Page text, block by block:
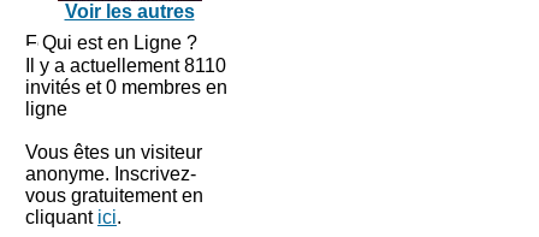
Voir les autres
Qui est en Ligne ?
Il y a actuellement 8110
invités et 0 membres en
ligne
Vous êtes un visiteur
anonyme. Inscrivez-
vous gratuitement en
cliquant ici.